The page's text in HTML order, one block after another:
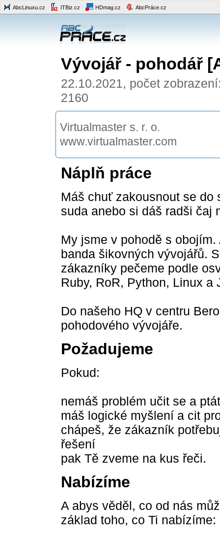
AbcLinuxu.cz ITBiz.cz HDmag.cz AbcPráce.cz
Vývojář - pohodář
22.10.2021, počet
2160
Virtualmaster s. r. o.
www.virtualmaster.com
Náplň práce
Máš chuť zakousnout se do
suda anebo si dáš radši čaj
My jsme v pohodě s obojím.
banda šikovných vývojářů.
zákazníky pečeme podle
Ruby, RoR, Python, Linux a
Do našeho HQ v centru
pohodového vývojáře.
Požadujeme
Pokud:
nemáš problém učit se a
máš logické myšlení a cit
chápeš, že zákazník
řešení
pak Tě zveme na kus řeči.
Nabízíme
A abys věděl, co od nás
základ toho, co Ti nabízíme: